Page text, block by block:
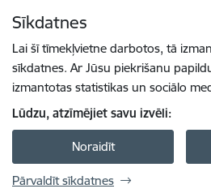
Sīkdatnes
Lai šī tīmekļvietne darbotos, tā
sīkdatnes. Ar Jūsu piekrišanu
izmantotas statistikas un sociālo
Lūdzu, atzīmējiet savu izvēli:
Noraidīt
Pārvaldīt sīkdatnes